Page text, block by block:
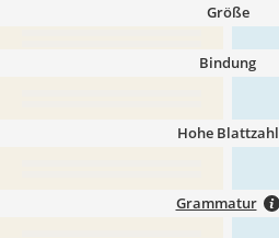
Größe
Bindung
Hohe Blattzahl
Grammatur